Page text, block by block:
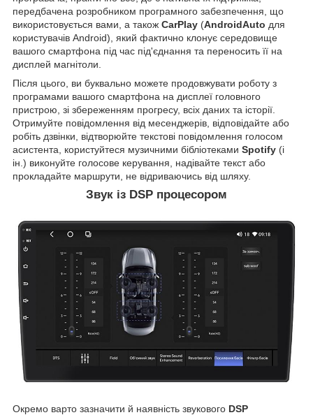
передбачена розробником програмного забезпечення, що
використовується вами, а також CarPlay (AndroidAuto для
користувачів Android), який фактично клонує середовище
вашого смартфона під час під'єднання та переносить її на
дисплей магнітоли.
Після цього, ви буквально можете продовжувати роботу з
програмами вашого смартфона на дисплеї головного
пристрою, зі збереженням прогресу, всіх даних та історії.
Отримуйте повідомлення від месенджерів, відповідайте або
робіть дзвінки, відтворюйте текстові повідомлення голосом
асистента, користуйтеся музичними бібліотеками Spotify (і
ін.) виконуйте голосове керування, надівайте текст або
прокладайте маршрути, не відриваючись від шляху.
Звук із DSP процесором
Окремо варто зазначити й наявність звукового DSP